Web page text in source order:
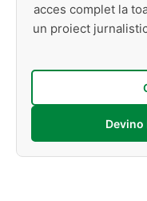
acces complet la
un proiect